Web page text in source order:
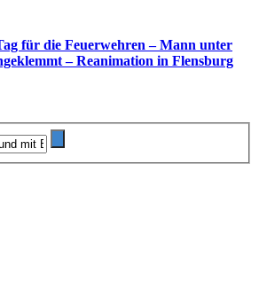
für die Feuerwehren – Mann unter
– Reanimation in Flensburg